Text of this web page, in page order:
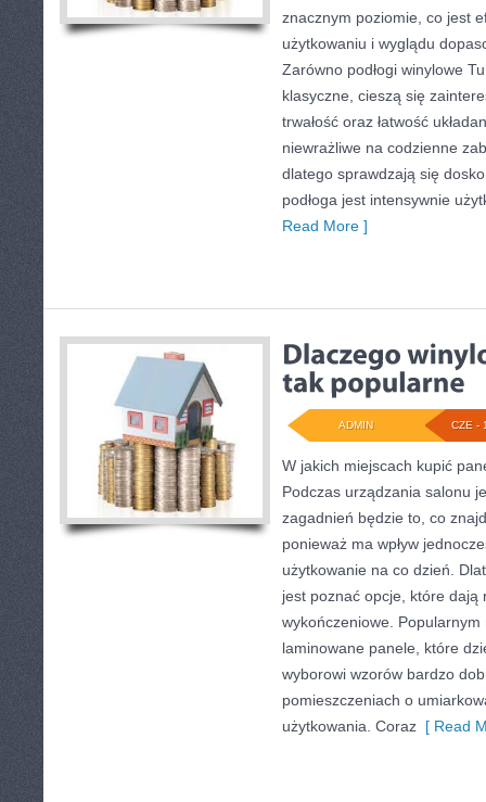
znacznym poziomie, co jest
użytkowaniu i wyglądu
Zarówno podłogi winylowe
klasyczne, cieszą się
trwałość oraz łatwość
niewrażliwe na codzienne
dlatego sprawdzają się
podłoga jest intensywnie
Read More ]
CZE -
ADMIN
W jakich miejscach kupić
Podczas urządzania salonu
zagadnień będzie to, co
ponieważ ma wpływ
użytkowanie na co dzień.
jest poznać opcje, które dają
wykończeniowe.
laminowane panele, które
wyborowi wzorów bardzo
pomieszczeniach o
użytkowania. Coraz [ Read